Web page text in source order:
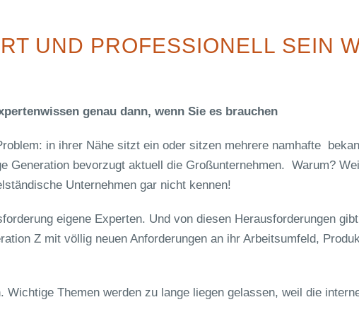
UND PROFESSIONELL SEIN
genau dann, wenn Sie es brauchen
in ihrer Nähe sitzt ein oder sitzen mehrere namhafte
Generation bevorzugt aktuell die Großunternehmen. Warum?
Unternehmen gar nicht kennen!
eigene Experten. Und von diesen Herausforderungen
Z mit völlig neuen Anforderungen an ihr Arbeitsumfeld,
Wichtige Themen werden zu lange liegen gelassen, weil die